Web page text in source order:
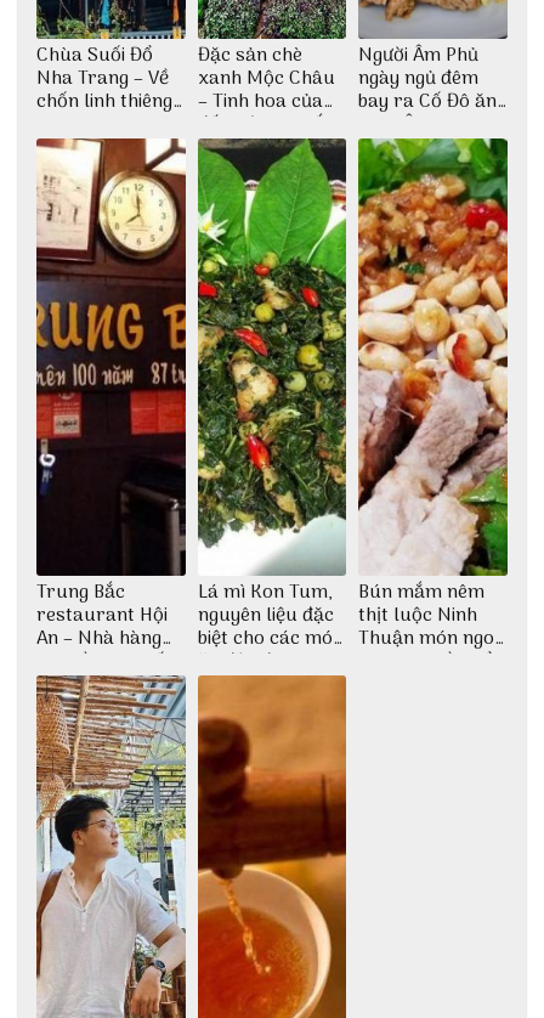
Chùa Suối Đổ
Nha Trang – Về
chốn linh thiêng
thiền định
Đặc sản chè
xanh Mộc Châu
– Tinh hoa của
đất trời Tây Bắc
Người Âm Phủ
ngày ngủ đêm
bay ra Cố Đô ăn
Cơm Âm Phủ
Huế
Trung Bắc
restaurant Hội
An – Nhà hàng
cao lầu có thiết
kế vô cùng ấn
tượng giữa lòng
phố Hội
Lá mì Kon Tum,
nguyên liệu đặc
biệt cho các món
ăn độc đáo
Bún mắm nêm
thịt luộc Ninh
Thuận món ngon
dân dã miền biển